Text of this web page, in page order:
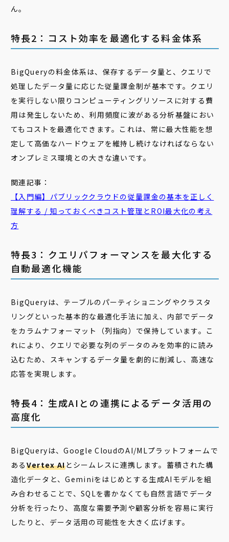
ん。
特長2：コスト効率を最適化する料金体系
BigQueryの料金体系は、保存するデータ量と、クエリで
処理したデータ量に応じた従量課金制が基本です。クエリ
を実行しない限りコンピューティングリソースに対する費
用は発生しないため、利用頻度に波がある分析基盤におい
てもコストを最適化できます。これは、常に最大性能を想
定して高価なハードウェアを維持し続けなければならない
オンプレミス環境との大きな違いです。
関連記事：
【入門編】パブリッククラウドの従量課金の基本を正しく
理解する / 知っておくべきコスト管理とROI最大化の考え
方
特長3：クエリパフォーマンスを最大化する
自動最適化機能
BigQueryは、テーブルのパーティショニングやクラスタ
リングといった基本的な最適化手法に加え、内部でデータ
をカラムナフォーマット（列指向）で保持しています。こ
れにより、クエリで必要な列のデータのみを効率的に読み
込むため、スキャンするデータ量を劇的に削減し、高速な
応答を実現します。
特長4：生成AIとの連携によるデータ活用の
高度化
BigQueryは、Google CloudのAI/MLプラットフォームで
ある Vertex AIとシームレスに連携します。蓄積された構
造化データと、Geminiをはじめとする生成AIモデルを組
み合わせることで、SQLを書かなくても自然言語でデータ
分析を行ったり、高度な需要予測や顧客分析を容易に実行
したりと、データ活用の可能性を大きく広げます。